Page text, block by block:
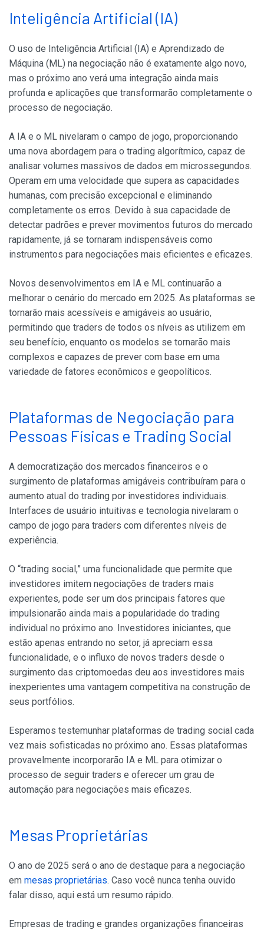
Inteligência Artificial (IA)
O uso de Inteligência Artificial (IA) e Aprendizado de
Máquina (ML) na negociação não é exatamente algo novo,
mas o próximo ano verá uma integração ainda mais
profunda e aplicações que transformarão completamente o
processo de negociação.
A IA e o ML nivelaram o campo de jogo, proporcionando
uma nova abordagem para o trading algorítmico, capaz de
analisar volumes massivos de dados em microssegundos.
Operam em uma velocidade que supera as capacidades
humanas, com precisão excepcional e eliminando
completamente os erros. Devido à sua capacidade de
detectar padrões e prever movimentos futuros do mercado
rapidamente, já se tornaram indispensáveis como
instrumentos para negociações mais eficientes e eficazes.
Novos desenvolvimentos em IA e ML continuarão a
melhorar o cenário do mercado em 2025. As plataformas se
tornarão mais acessíveis e amigáveis ao usuário,
permitindo que traders de todos os níveis as utilizem em
seu benefício, enquanto os modelos se tornarão mais
complexos e capazes de prever com base em uma
variedade de fatores econômicos e geopolíticos.
Plataformas de Negociação para
Pessoas Físicas e Trading Social
A democratização dos mercados financeiros e o
surgimento de plataformas amigáveis contribuíram para o
aumento atual do trading por investidores individuais.
Interfaces de usuário intuitivas e tecnologia nivelaram o
campo de jogo para traders com diferentes níveis de
experiência.
O “trading social,” uma funcionalidade que permite que
investidores imitem negociações de traders mais
experientes, pode ser um dos principais fatores que
impulsionarão ainda mais a popularidade do trading
individual no próximo ano. Investidores iniciantes, que
estão apenas entrando no setor, já apreciam essa
funcionalidade, e o influxo de novos traders desde o
surgimento das criptomoedas deu aos investidores mais
inexperientes uma vantagem competitiva na construção de
seus portfólios.
Esperamos testemunhar plataformas de trading social cada
vez mais sofisticadas no próximo ano. Essas plataformas
provavelmente incorporarão IA e ML para otimizar o
processo de seguir traders e oferecer um grau de
automação para negociações mais eficazes.
Mesas Proprietárias
O ano de 2025 será o ano de destaque para a negociação
em mesas proprietárias. Caso você nunca tenha ouvido
falar disso, aqui está um resumo rápido.
Empresas de trading e grandes organizações financeiras